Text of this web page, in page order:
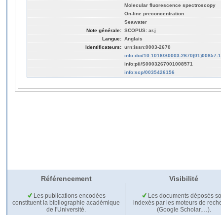
Molecular fluorescence spectroscopy
On-line preconcentration
Seawater
Note générale: SCOPUS: ar.j
Langue: Anglais
Identificateurs: urn:issn:0003-2670
info:doi/10.1016/S0003-2670(01)00857-1
info:pii/S0003267001008571
info:scp/0035426156
Référencement Visibilité
Les publications encodées
constituent la bibliographie académique
de l'Université.
Les documents déposés
indexés par les moteurs de
(Google Scholar,…).